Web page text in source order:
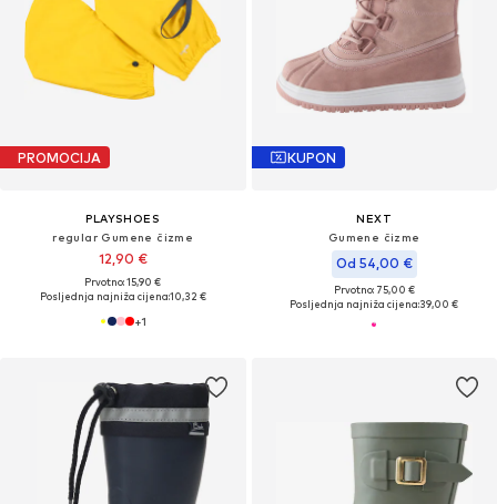
PROMOCIJA
PLAYSHOES
regular Gumene čizme
12,90 €
Prvotno: 15,90 €
Posljednja najniža cijena:10,32 €
+1
KUPON
NEXT
Gumene čizme
Od 54,00 €
Prvotno: 75,00 €
Posljednja najniža cijena:39,00 €